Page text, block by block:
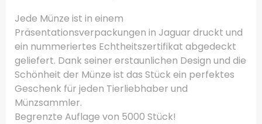
Jede Münze ist in einem
Präsentationsverpackungen in Jaguar druckt und
ein nummeriertes Echtheitszertifikat abgedeckt
geliefert. Dank seiner erstaunlichen Design und die
Schönheit der Münze ist das Stück ein perfektes
Geschenk für jeden Tierliebhaber und
Münzsammler.
Begrenzte Auflage von 5000 Stück!